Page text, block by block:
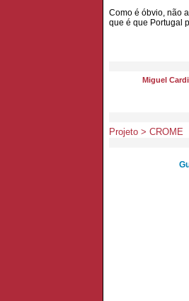
Como é óbvio, não
que é que Portugal
Miguel
Projeto > CROME